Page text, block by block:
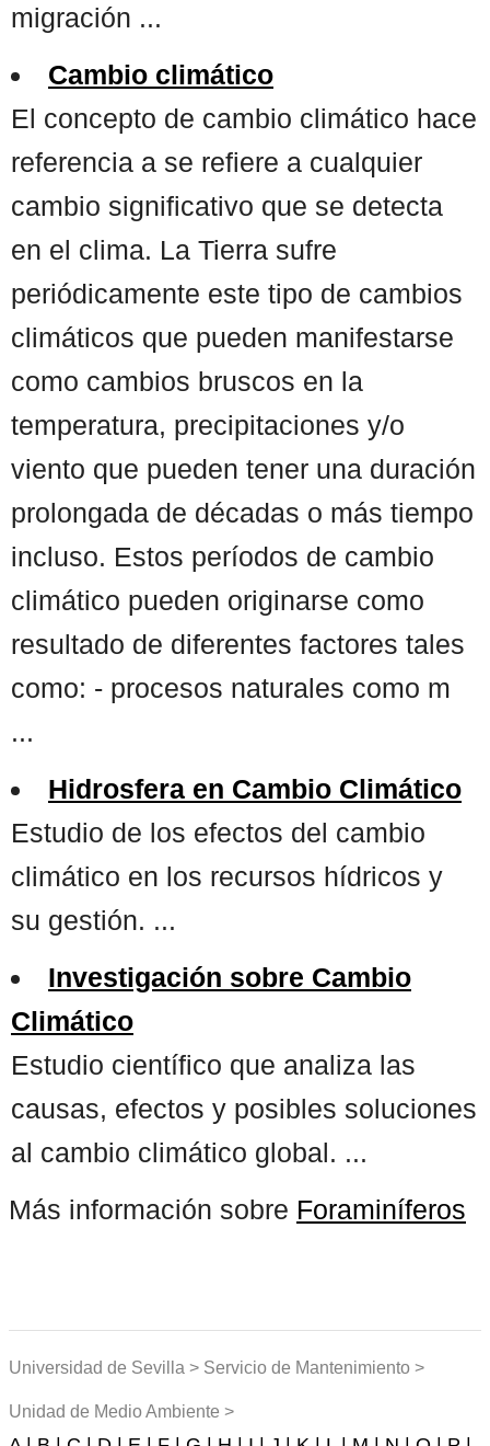
migración ...
Cambio climático
El concepto de cambio climático hace
referencia a se refiere a cualquier
cambio significativo que se detecta
en el clima. La Tierra sufre
periódicamente este tipo de cambios
climáticos que pueden manifestarse
como cambios bruscos en la
temperatura, precipitaciones y/o
viento que pueden tener una duración
prolongada de décadas o más tiempo
incluso. Estos períodos de cambio
climático pueden originarse como
resultado de diferentes factores tales
como: - procesos naturales como m
...
Hidrosfera en Cambio Climático
Estudio de los efectos del cambio
climático en los recursos hídricos y
su gestión. ...
Investigación sobre Cambio
Climático
Estudio científico que analiza las
causas, efectos y posibles soluciones
al cambio climático global. ...
Más información sobre Foraminíferos
Universidad de Sevilla > Servicio de Mantenimiento >
Unidad de Medio Ambiente >